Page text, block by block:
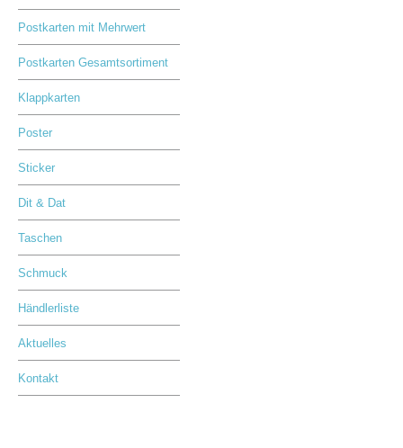
Postkarten mit Mehrwert
Postkarten Gesamtsortiment
Klappkarten
Poster
Sticker
Dit & Dat
Taschen
Schmuck
Händlerliste
Aktuelles
Kontakt